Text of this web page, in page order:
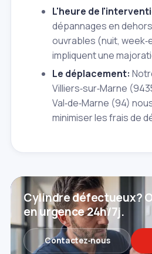
L'heure de
dépannages en
ouvrables (nuit,
impliquent une
Le déplacement:
Villiers‑sur‑Marne
Val‑de‑Marne (94)
minimiser les frais de
Cylindre défectueux?
en urgence 24h/7j.
Contactez‑nous